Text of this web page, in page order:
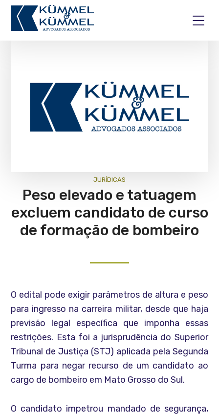
JURÍ­DICAS
Peso elevado e tatuagem
excluem candidato de curso
de formação de bombeiro
O edital pode exigir parâmetros de altura e peso
para ingresso na carreira militar, desde que haja
previsão legal específica que imponha essas
restrições. Esta foi a jurisprudência do Superior
Tribunal de Justiça (STJ) aplicada pela Segunda
Turma para negar recurso de um candidato ao
cargo de bombeiro em Mato Grosso do Sul.
O candidato impetrou mandado de segurança,